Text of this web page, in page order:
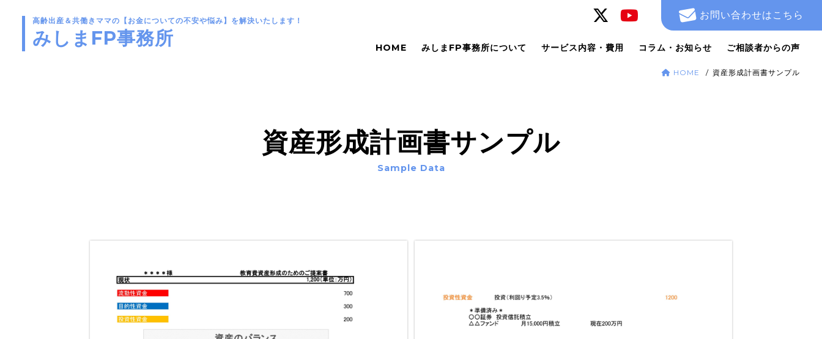
高齢出産＆共働きママの 【お金についての不安や悩み】を解決いたします！
みしまFP事務所 HOME みしまFP事務所について サービス内容・費用 コラム・お知らせ ご相談者からの声
お問い合わせはこちら
HOME 資産形成計画書サンプル
資産形成計画書サンプル
Sample Data